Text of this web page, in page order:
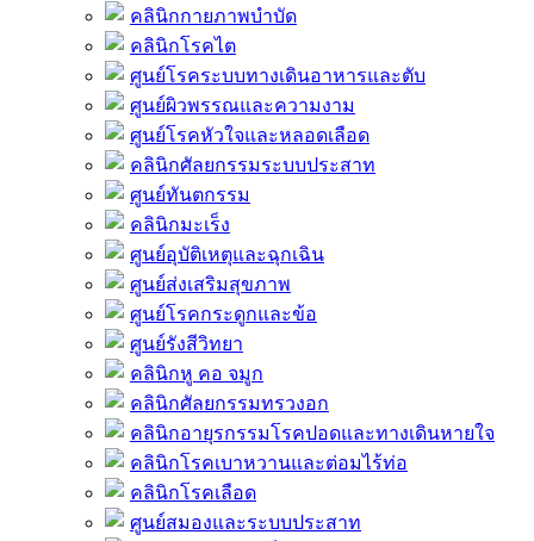
คลินิกกายภาพบำบัด
คลินิกโรคไต
ศูนย์โรคระบบทางเดินอาหารและตับ
ศูนย์ผิวพรรณและความงาม
ศูนย์โรคหัวใจและหลอดเลือด
คลินิกศัลยกรรมระบบประสาท
ศูนย์ทันตกรรม
คลินิกมะเร็ง
ศูนย์อุบัติเหตุและฉุกเฉิน
ศูนย์ส่งเสริมสุขภาพ
ศูนย์โรคกระดูกและข้อ
ศูนย์รังสีวิทยา
คลินิกหู คอ จมูก
คลินิกศัลยกรรมทรวงอก
คลินิกอายุรกรรมโรคปอดและทางเดินหายใจ
คลินิกโรคเบาหวานและต่อมไร้ท่อ
คลินิกโรคเลือด
ศูนย์สมองและระบบประสาท